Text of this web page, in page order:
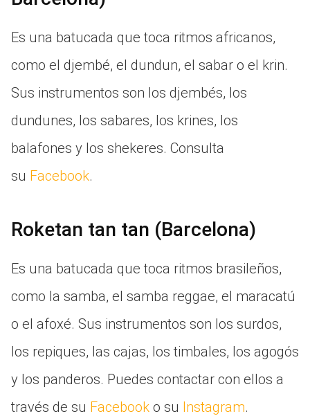
Es una batucada que toca ritmos africanos,
como el djembé, el dundun, el sabar o el krin.
Sus instrumentos son los djembés, los
dundunes, los sabares, los krines, los
balafones y los shekeres. Consulta
su Facebook.
Roketan tan tan (Barcelona)
Es una batucada que toca ritmos brasileños,
como la samba, el samba reggae, el maracatú
o el afoxé. Sus instrumentos son los surdos,
los repiques, las cajas, los timbales, los agogós
y los panderos. Puedes contactar con ellos a
través de su Facebook o su Instagram.